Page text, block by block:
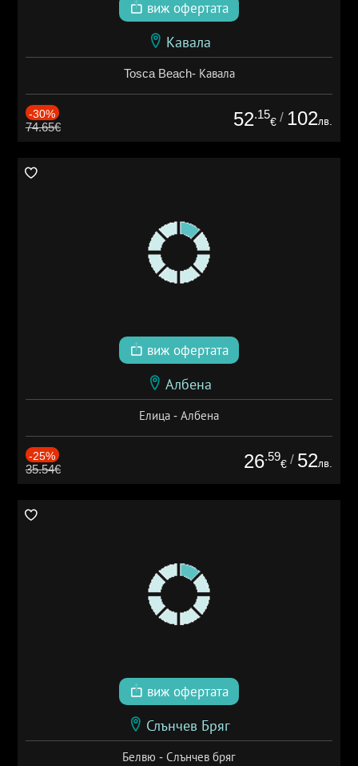
виж офертата
Кавала
Tosca Beach- Кавала
-30%
74.65€ 52.15
€ / 102лв.
виж офертата
Албена
Елица - Албена
-25%
35.54€ 26.59
€ / 52лв.
виж офертата
Слънчев Бряг
Белвю - Слънчев бряг